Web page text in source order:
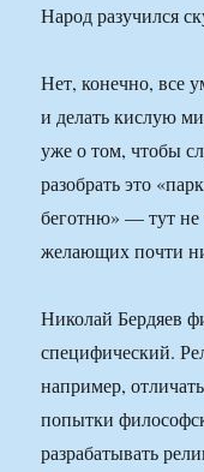
Народ разучился
Нет, конечно, все
и делать кислую
уже о том, чтобы
разобрать это
беготню» — тут не
желающих почти
Николай Бердяев
специфический.
например,
попытки
разрабатывать